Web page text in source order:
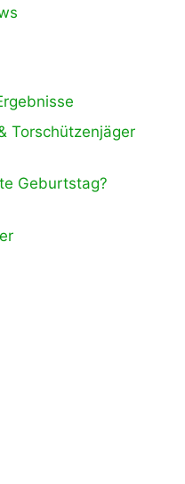
Torschützenjäger
Geburtstag?